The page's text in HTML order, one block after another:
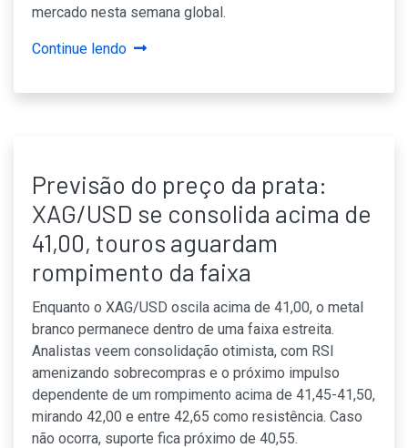
mercado nesta semana global.
Continue lendo
Previsão do preço da prata:
XAG/USD se consolida acima de
41,00, touros aguardam
rompimento da faixa
Enquanto o XAG/USD oscila acima de 41,00, o metal
branco permanece dentro de uma faixa estreita.
Analistas veem consolidação otimista, com RSI
amenizando sobrecompras e o próximo impulso
dependente de um rompimento acima de 41,45-41,50,
mirando 42,00 e entre 42,65 como resistência. Caso
não ocorra, suporte fica próximo de 40,55.